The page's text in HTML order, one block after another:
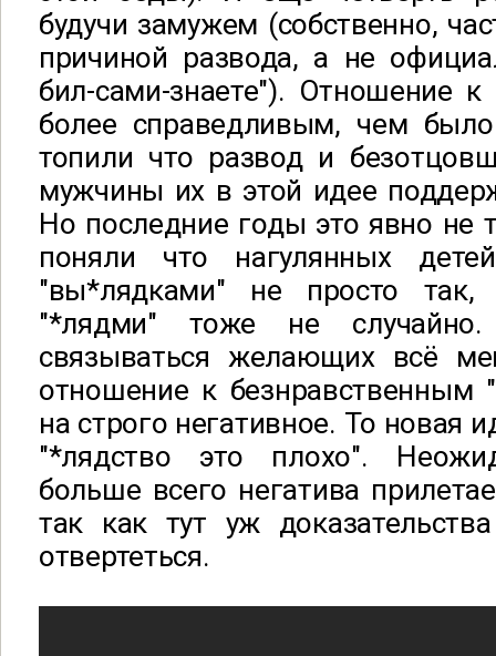
будучи замужем (собственно,
причиной развода, а не
бил-сами-знаете"). Отношение
более справедливым, чем
топили что развод и
мужчины их в этой идее
Но последние годы это явно не
поняли что нагулянных
"вы*лядками" не просто
"*лядми" тоже не
связываться желающих всё
отношение к безнравственным
на строго негативное. То новая
"*лядство это плохо".
больше всего негатива
так как тут уж
отвертеться.